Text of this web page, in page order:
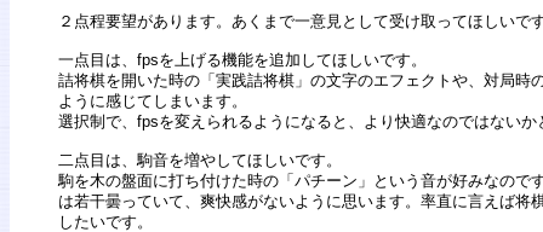
２点程要望があります。あくまで一意見として受け取ってほしいで
一点目は、fpsを上げる機能を追加してほしいです。
詰将棋を開いた時の「実践詰将棋」の文字のエフェクトや、対局時
ように感じてしまいます。
選択制で、fpsを変えられるようになると、より快適なのではないか
二点目は、駒音を増やしてほしいです。
駒を木の盤面に打ち付けた時の「パチーン」という音が好みなので
は若干曇っていて、爽快感がないように思います。率直に言えば将
したいです。